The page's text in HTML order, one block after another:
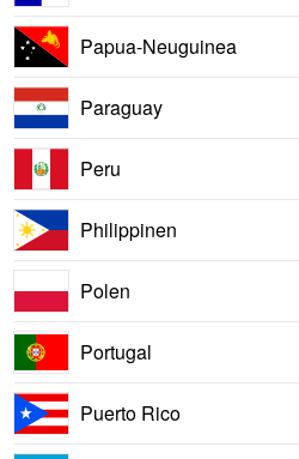
Papua-Neuguinea
Paraguay
Peru
Philippinen
Polen
Portugal
Puerto Rico